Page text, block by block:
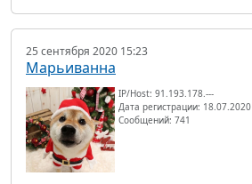
25 сентября 2020 15:23
Марьиванна
IP/Host: 91.193.178.---
Дата регистрации: 18.07.2020
Сообщений: 741